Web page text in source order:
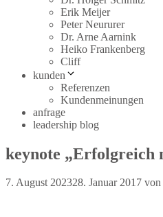
Erik Meijer
Peter Neururer
Dr. Arne Aarnink
Heiko Frankenberg
Cliff
kunden
Referenzen
Kundenmeinungen
anfrage
leadership blog
keynote „Erfolgreich
7. August 202328. Januar 2017 von